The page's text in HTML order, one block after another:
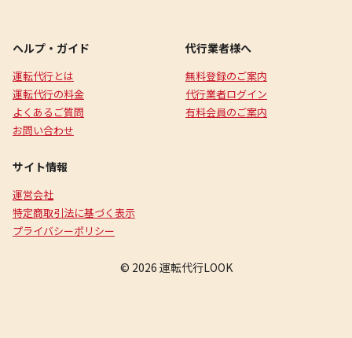
ヘルプ・ガイド
運転代行とは
運転代行の料金
よくあるご質問
お問い合わせ
代行業者様へ
無料登録のご案内
代行業者ログイン
有料会員のご案内
サイト情報
運営会社
特定商取引法に基づく表示
プライバシーポリシー
© 2026 運転代行LOOK